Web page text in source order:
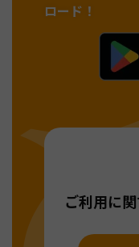
ロード！
ご利用に